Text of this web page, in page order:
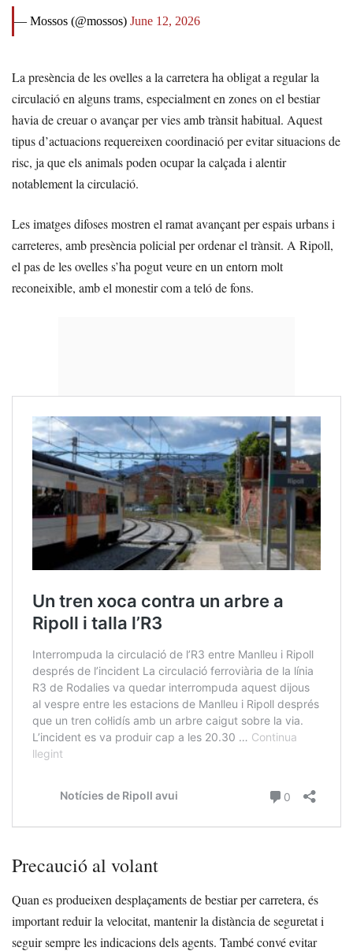
— Mossos (@mossos) June 12, 2026
La presència de les ovelles a la carretera ha obligat a regular la
circulació en alguns trams, especialment en zones on el bestiar
havia de creuar o avançar per vies amb trànsit habitual. Aquest
tipus d’actuacions requereixen coordinació per evitar situacions de
risc, ja que els animals poden ocupar la calçada i alentir
notablement la circulació.
Les imatges difoses mostren el ramat avançant per espais urbans i
carreteres, amb presència policial per ordenar el trànsit. A Ripoll,
el pas de les ovelles s’ha pogut veure en un entorn molt
reconeixible, amb el monestir com a teló de fons.
Precaució al volant
Quan es produeixen desplaçaments de bestiar per carretera, és
important reduir la velocitat, mantenir la distància de seguretat i
seguir sempre les indicacions dels agents. També convé evitar